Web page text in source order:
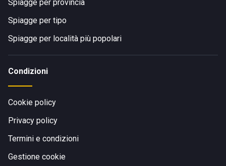
Spiagge per provincia
Spiagge per tipo
Spiagge per località più popolari
Condizioni
Cookie policy
Privacy policy
Termini e condizioni
Gestione cookie